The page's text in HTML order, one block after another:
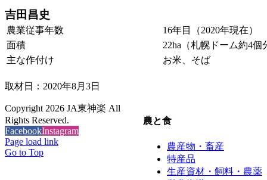
吉田昌史
農業従事年数
16年目（2020年現在）
面積
22ha（札幌ドーム約4個
主な作付け
お米、そば
取材日：2020年8月3日
農と食
農産物・畜産
特産品
生産資材・飼料・農薬
Copyright 2026 JA東神楽 All
Rights Reserved.
FacebookInstagram
Page load link
Go to Top